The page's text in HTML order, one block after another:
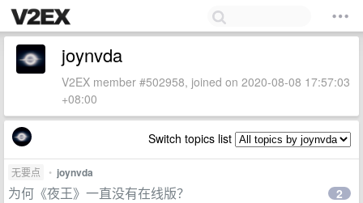
joynvda
V2EX member #502958, joined on 2020-08-08 17:57:03
+08:00
Switch topics list
无要点 • joynvda
为何《夜王》一直没有在线版？ 2